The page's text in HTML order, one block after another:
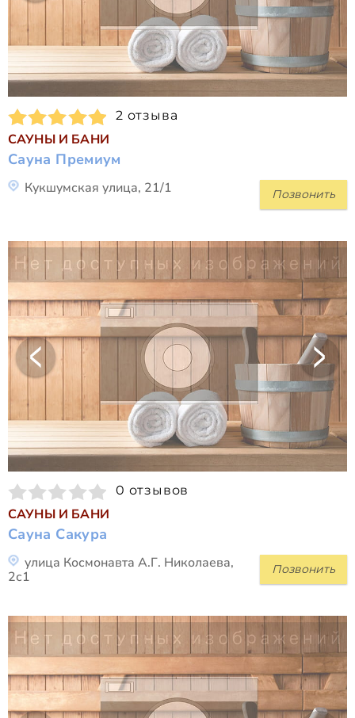
2 отзыва
САУНЫ И БАНИ
Сауна Премиум
Позвонить
Кукшумская улица, 21/1
0 отзывов
САУНЫ И БАНИ
Сауна Сакура
Позвонить
улица Космонавта А.Г. Николаева,
2с1